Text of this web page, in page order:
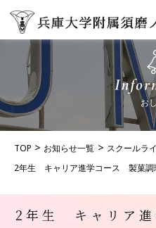
お
TOP お知らせ一覧
スクールラ
2年生 キャリア進学コース 製菓調
2年生 キャリア